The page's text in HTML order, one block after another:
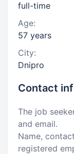
full-time
Age:
57 years
City:
Dnipro
Contact
The job
and email.
Name,
registered